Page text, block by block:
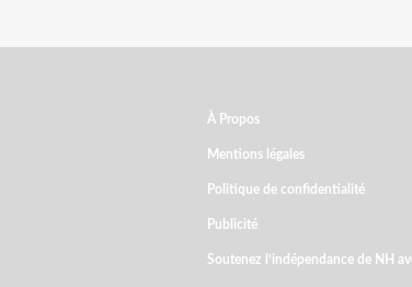
À Propos
Mentions légales
Politique de confidentialité
Publicité
Soutenez l’indépendance de NH